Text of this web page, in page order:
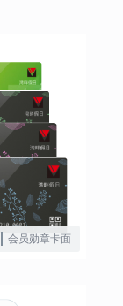
会员勋章卡面